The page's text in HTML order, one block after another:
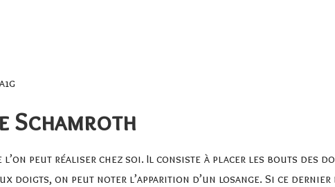
Schamroth
peut réaliser chez soi. Il consiste à placer les bouts des
doigts, on peut noter l’apparition d’un losange. Si ce